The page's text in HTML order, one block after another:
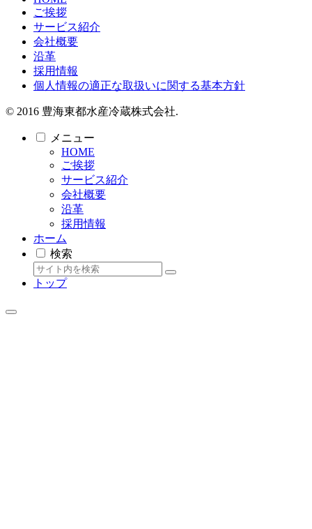
ご挨拶
サービス紹介
会社概要
沿革
採用情報
個人情報の適正な取扱いに関する基本方針
© 2016 豊海東都水産冷蔵株式会社.
メニュー
HOME
ご挨拶
サービス紹介
会社概要
沿革
採用情報
ホーム
検索
トップ